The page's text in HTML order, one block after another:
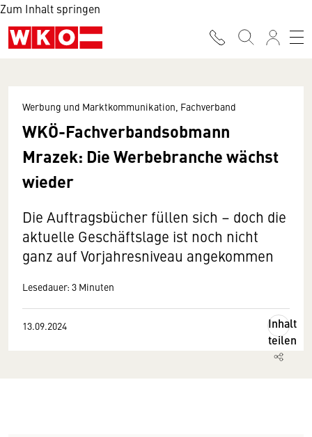
Zum Inhalt springen
Werbung und Marktkommunikation, Fachverband
WKÖ-Fachverbandsobmann
Mrazek: Die Werbebranche wächst
wieder
Die Auftragsbücher füllen sich – doch die
aktuelle Geschäftslage ist noch nicht
ganz auf Vorjahresniveau angekommen
Lesedauer: 3 Minuten
13.09.2024
Inhalt
teilen